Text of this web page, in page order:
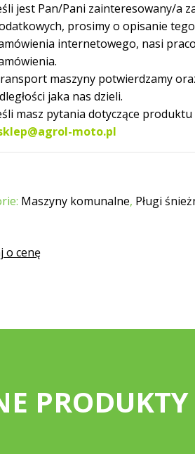
jest Pan/Pani zainteresowany/a
prosimy o opisanie
internetowego, nasi
maszyny potwierdzamy
jaka nas dzieli.
masz pytania dotyczące
moto.pl
Maszyny komunalne, Pługi
o cenę
PRODUKTY